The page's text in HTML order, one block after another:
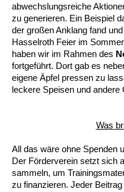
abwechslungsreiche
zu generieren. Ein Beispiel
der großen Anklang fand
Hasselroth Feier im
haben wir im Rahmen des
fortgeführt. Dort gab es
eigene Äpfel pressen zu
leckere Speisen und
Was
All das wäre ohne Spenden
Der Förderverein setzt sich
sammeln, um
zu finanzieren. Jeder